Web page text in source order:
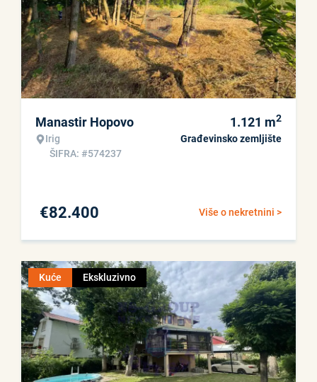
Manastir Hopovo
Irig
ŠIFRA: #574237
1.121 m2
Građevinsko zemljište
Više o nekretnini >
€82.400
Kuće Ekskluzivno